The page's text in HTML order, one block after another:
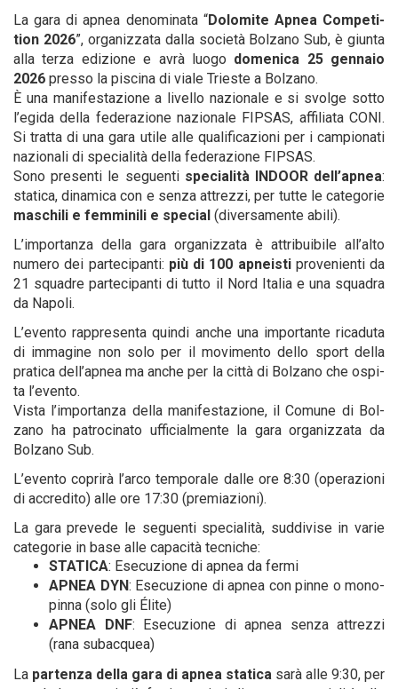
La gara di apnea deno­mi­na­ta “Dolo­mi­te Apnea Com­pe­ti­
tion 2026”, orga­niz­za­ta dal­la socie­tà Bol­za­no Sub, è giun­ta
alla ter­za edi­zio­ne e avrà luo­go dome­ni­ca 25 gen­na­io
2026 pres­so la pisci­na di via­le Trie­ste a Bolzano.
È una mani­fe­sta­zio­ne a livel­lo nazio­na­le e si svol­ge sot­to
l’egida del­la fede­ra­zio­ne nazio­na­le FIPSAS, affi­lia­ta CONI.
Si trat­ta di una gara uti­le alle qua­li­fi­ca­zio­ni per i cam­pio­na­ti
nazio­na­li di spe­cia­li­tà del­la fede­ra­zio­ne FIPSAS.
Sono pre­sen­ti le seguen­ti spe­cia­li­tà INDOOR dell’apnea:
sta­ti­ca, dina­mi­ca con e sen­za attrez­zi, per tut­te le cate­go­rie
maschi­li e fem­mi­ni­li e spe­cial (diver­sa­men­te abili).
L’importanza del­la gara orga­niz­za­ta è attri­bui­bi­le all’alto
nume­ro dei par­te­ci­pan­ti: più di 100 apnei­stipro­ve­nien­ti da
21 squa­dre par­te­ci­pan­ti di tut­to il Nord Ita­lia e una squa­dra
da Napoli.
L’evento rap­pre­sen­ta quin­di anche una impor­tan­te rica­du­ta
di imma­gi­ne non solo per il movi­men­to del­lo sport del­la
pra­ti­ca dell’apnea ma anche per la cit­tà di Bol­za­no che ospi­
ta l’evento.
Vista l’importanza del­la mani­fe­sta­zio­ne, il Comu­ne di Bol­
za­no ha patro­ci­na­to uffi­cial­men­te la gara orga­niz­za­ta da
Bol­za­no Sub.
L’evento copri­rà l’arco tem­po­ra­le dal­le ore 8:30 (ope­ra­zio­ni
di accre­di­to) alle ore 17:30 (pre­mia­zio­ni).
La gara pre­ve­de le seguen­ti spe­cia­li­tà, sud­di­vi­se in varie
cate­go­rie in base alle capa­ci­tà tecniche:
STATICA: Ese­cu­zio­ne di apnea da fermi
APNEA DYN: Ese­cu­zio­ne di apnea con pin­ne o mono­
pin­na (solo gli Élite)
APNEA DNF: Ese­cu­zio­ne di apnea sen­za attrez­zi
(rana subacquea)
La par­ten­za del­la gara di apnea sta­ti­ca sarà alle 9:30, per